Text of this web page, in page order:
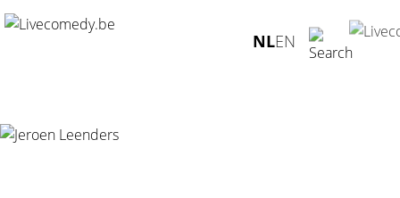
NLEN
Home/Agenda/
Het Depot, Leuven -